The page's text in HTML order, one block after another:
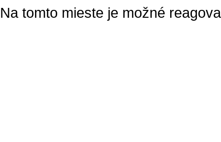
Na tomto mieste je možné